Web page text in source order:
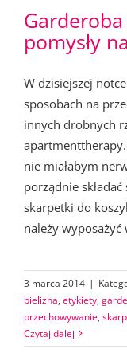
pomysły
W dzisiejszej
sposobach na
innych drobnych
nie miałabym
porządnie
skarpetki do
należy
3 marca 2014 |
bielizna, etykiety,
przechowywanie,
Czytaj dalej